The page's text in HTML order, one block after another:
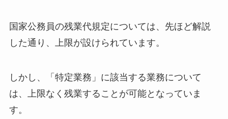
国家公務員の残業代規定については、先ほど解説
した通り、上限が設けられています。
しかし、「特定業務」に該当する業務について
は、上限なく残業することが可能となっていま
す。